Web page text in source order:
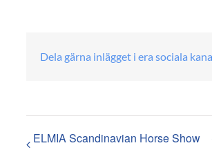
Dela gärna inlägget i era sociala
ELMIA Scandinavian Horse Show